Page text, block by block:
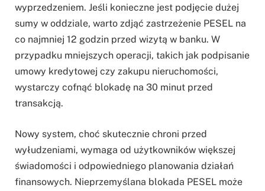
wyprzedzeniem. Jeśli konieczne jest podjęcie dużej
sumy w oddziale, warto zdjąć zastrzeżenie PESEL na
co najmniej 12 godzin przed wizytą w banku. W
przypadku mniejszych operacji, takich jak podpisanie
umowy kredytowej czy zakupu nieruchomości,
wystarczy cofnąć blokadę na 30 minut przed
transakcją.
Nowy system, choć skutecznie chroni przed
wyłudzeniami, wymaga od użytkowników większej
świadomości i odpowiedniego planowania działań
finansowych. Nieprzemyślana blokada PESEL może